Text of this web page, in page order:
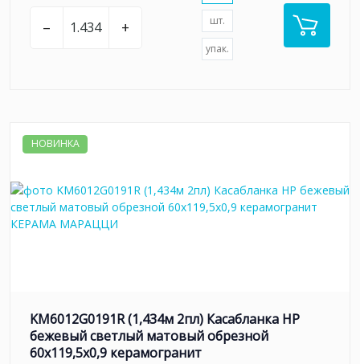
– + шт.
упак.
НОВИНКА
KM6012G0191R (1,434м 2пл) Касабланка HP
бежевый светлый матовый обрезной
60x119,5x0,9 керамогранит